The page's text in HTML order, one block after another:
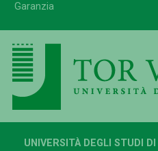
Garanzia
UNIVERSITÀ DEGLI STUDI